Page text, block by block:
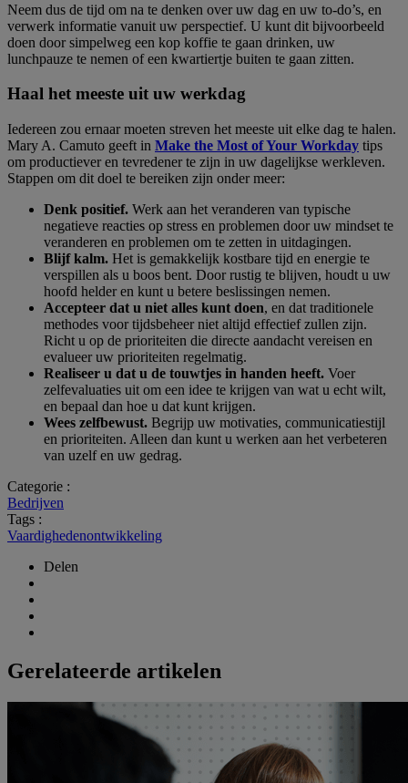
Neem dus de tijd om na te denken over uw dag en uw to-do’s, en
verwerk informatie vanuit uw perspectief. U kunt dit bijvoorbeeld
doen door simpelweg een kop koffie te gaan drinken, uw
lunchpauze te nemen of een kwartiertje buiten te gaan zitten.
Haal het meeste uit uw werkdag
Iedereen zou ernaar moeten streven het meeste uit elke dag te halen.
Mary A. Camuto geeft in Make the Most of Your Workday tips
om productiever en tevredener te zijn in uw dagelijkse werkleven.
Stappen om dit doel te bereiken zijn onder meer:
Denk positief. Werk aan het veranderen van typische
negatieve reacties op stress en problemen door uw mindset te
veranderen en problemen om te zetten in uitdagingen.
Blijf kalm. Het is gemakkelijk kostbare tijd en energie te
verspillen als u boos bent. Door rustig te blijven, houdt u uw
hoofd helder en kunt u betere beslissingen nemen.
Accepteer dat u niet alles kunt doen, en dat traditionele
methodes voor tijdsbeheer niet altijd effectief zullen zijn.
Richt u op de prioriteiten die directe aandacht vereisen en
evalueer uw prioriteiten regelmatig.
Realiseer u dat u de touwtjes in handen heeft. Voer
zelfevaluaties uit om een idee te krijgen van wat u echt wilt,
en bepaal dan hoe u dat kunt krijgen.
Wees zelfbewust. Begrijp uw motivaties, communicatiestijl
en prioriteiten. Alleen dan kunt u werken aan het verbeteren
van uzelf en uw gedrag.
Categorie :
Bedrijven
Tags :
Vaardighedenontwikkeling
Delen
Gerelateerde artikelen